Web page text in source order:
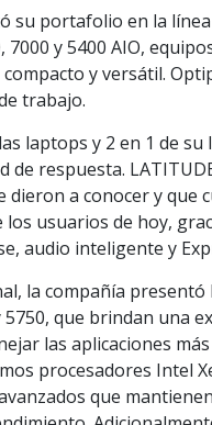
su portafolio en la
y 5400 AIO,
y versátil.
trabajo.
laptops y 2 en 1 de su
respuesta.
dieron a conocer y que
usuarios de hoy,
audio inteligente y
la compañía presentó
que brindan una
las aplicaciones
procesadores Intel
que